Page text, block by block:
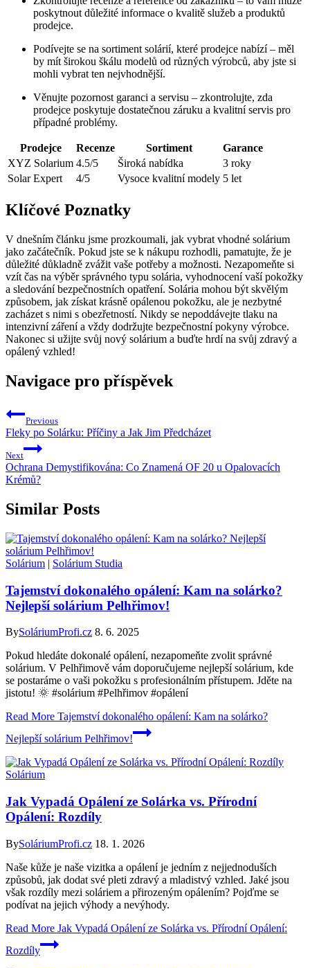
poskytnout důležité informace o kvalitě služeb a produktů
prodejce.
Podívejte se na sortiment solárií, které prodejce nabízí – měl
by mít širokou škálu modelů od různých výrobců, aby jste si
mohli vybrat ten nejvhodnější.
Věnujte pozornost garanci a servisu – zkontrolujte, zda
prodejce poskytuje dostatečnou záruku a kvalitní servis pro
případné problémy.
Prodejce Recenze Sortiment
Garance
XYZ Solarium 4.5/5 Široká nabídka
3 roky
Solar Expert
4/5 Vysoce kvalitní modely 5 let
Klíčové Poznatky
V dnešním článku jsme prozkoumali, jak vybrat vhodné solárium
jako začátečník. Pokud jste se k nákupu rozhodli, pamatujte, že je
důležité důkladně zvážit vaše potřeby a možnosti. Nezapomeňte si
vzít čas na výběr správného typu solária, vyhodnocení vaší pokožky
a sledování bezpečnostních opatření. Solária mohou být skvělým
způsobem, jak získat krásně opálenou pokožku, ale je nezbytné
zacházet s nimi s obezřetností. Nikdy se nepoddávejte tlaku na
intenzivní záření a vždy dodržujte bezpečnostní pokyny výrobce.
Nakonec si užijte svůj nový solárium a buďte hrdí na svůj zdravý a
opálený vzhled!
Navigace pro příspěvek
Previous
Fleky po Solárku: Příčiny a Jak Jim Předcházet
Next
Ochrana Demystifikována: Co Znamená OF 20 u Opalovacích
Krémů?
Similar Posts
Solárium | Solárium Studia
Tajemství dokonalého opálení: Kam na solárko?
Nejlepší solárium Pelhřimov!
BySoláriumProfi.cz 8. 6. 2025
Pokud hledáte dokonalé opálení, nezapomeňte zvolit správné
solárium. V Pelhřimově vám doporučujeme nejlepší solárium, kde
se postaráme o vaši pokožku s profesionálním přístupem. Jděte na
jistotu! 🌞 #solárium #Pelhřimov #opálení
Read More Tajemství dokonalého opálení: Kam na solárko?
Nejlepší solárium Pelhřimov!
Solárium
Jak Vypadá Opálení ze Solárka vs. Přírodní
Opálení: Rozdíly
BySoláriumProfi.cz 18. 1. 2026
Naše kůže je naše vizitka a opálení je jedním z nejjednoduších
způsobů, jak dodat své pleti zdravý a mladistvý vzhled. Jaké jsou
však rozdíly mezi soláriem a přirozeným opálením? Pojďme se
podívat na jejich výhody a nevýhody.
Read More Jak Vypadá Opálení ze Solárka vs. Přírodní Opálení:
Rozdíly